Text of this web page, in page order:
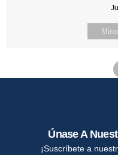
Mirar
Únase A
¡Suscríbete a